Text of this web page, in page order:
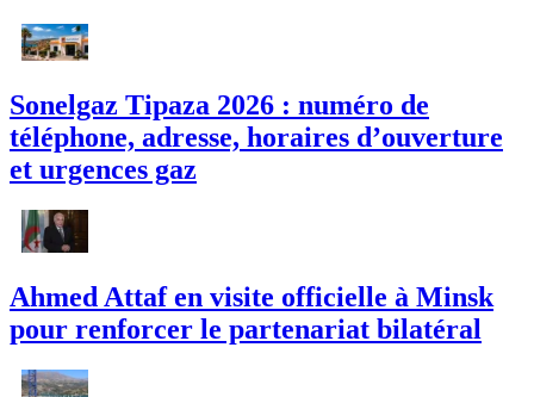
Sonelgaz Tipaza 2026 : numéro de
téléphone, adresse, horaires d’ouverture
et urgences gaz
Ahmed Attaf en visite officielle à Minsk
pour renforcer le partenariat bilatéral